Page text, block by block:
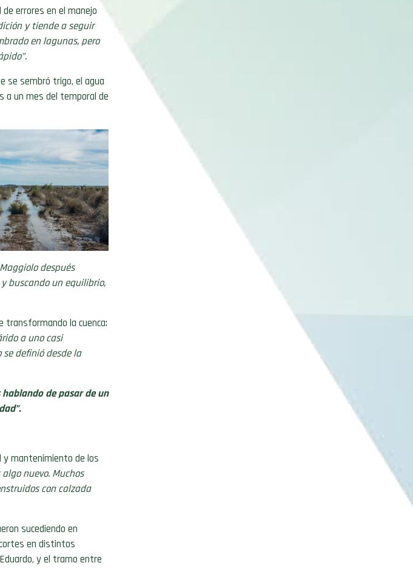
errores en el manejo
y tiende a seguir
en lagunas, pero
se sembró trigo, el agua
a un mes del temporal de
después
buscando un equilibrio,
transformando la cuenca:
a uno casi
se definió desde la
hablando de pasar de un
y mantenimiento de los
nuevo. Muchos
con calzada
sucediendo en
en distintos
y el tramo entre